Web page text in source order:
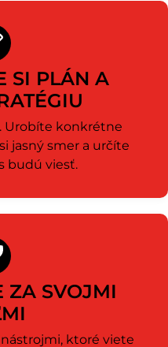
SI PLÁN A
Urobíte konkrétne
jasný smer a určíte
budú viesť.
ZA SVOJMI
ktoré viete